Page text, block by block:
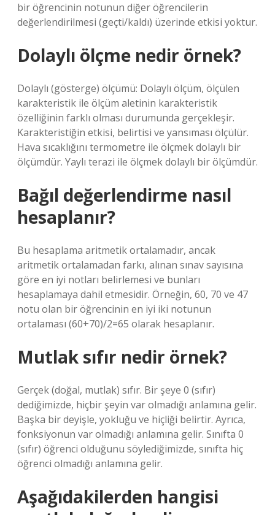
bir öğrencinin notunun diğer öğrencilerin
değerlendirilmesi (geçti/kaldı) üzerinde etkisi yoktur.
Dolaylı ölçme nedir örnek?
Dolaylı (gösterge) ölçümü: Dolaylı ölçüm, ölçülen
karakteristik ile ölçüm aletinin karakteristik
özelliğinin farklı olması durumunda gerçekleşir.
Karakteristiğin etkisi, belirtisi ve yansıması ölçülür.
Hava sıcaklığını termometre ile ölçmek dolaylı bir
ölçümdür. Yaylı terazi ile ölçmek dolaylı bir ölçümdür.
Bağıl değerlendirme nasıl
hesaplanır?
Bu hesaplama aritmetik ortalamadır, ancak
aritmetik ortalamadan farkı, alınan sınav sayısına
göre en iyi notları belirlemesi ve bunları
hesaplamaya dahil etmesidir. Örneğin, 60, 70 ve 47
notu olan bir öğrencinin en iyi iki notunun
ortalaması (60+70)/2=65 olarak hesaplanır.
Mutlak sıfır nedir örnek?
Gerçek (doğal, mutlak) sıfır. Bir şeye 0 (sıfır)
dediğimizde, hiçbir şeyin var olmadığı anlamına gelir.
Başka bir deyişle, yokluğu ve hiçliği belirtir. Ayrıca,
fonksiyonun var olmadığı anlamına gelir. Sınıfta 0
(sıfır) öğrenci olduğunu söylediğimizde, sınıfta hiç
öğrenci olmadığı anlamına gelir.
Aşağıdakilerden hangisi